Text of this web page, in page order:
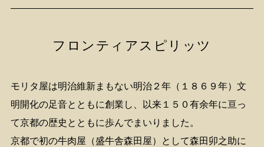
フロンティアスピリッツ
モリタ屋は明治維新まもない明治２年（１８６９年）文
明開化の足音とともに創業し、以来１５０有余年に亘っ
て京都の歴史とともに歩んでまいりました。
京都で初の牛肉屋（盛牛舎森田屋）として森田卯之助に